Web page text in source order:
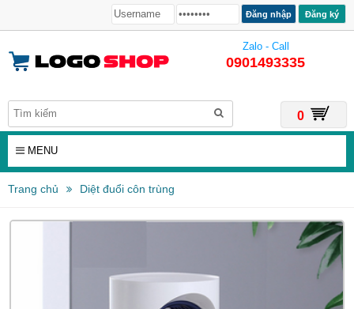
Đăng ký
Zalo - Call
0901493335
0
MENU
Trang chủ Diệt đuổi côn trùng